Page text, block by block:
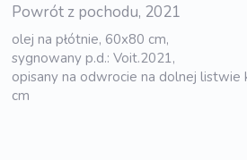
Powrót z pochodu, 2021
olej na płótnie, 60x80 cm,
sygnowany p.d.: Voit.2021,
opisany na odwrocie na dolnej
cm